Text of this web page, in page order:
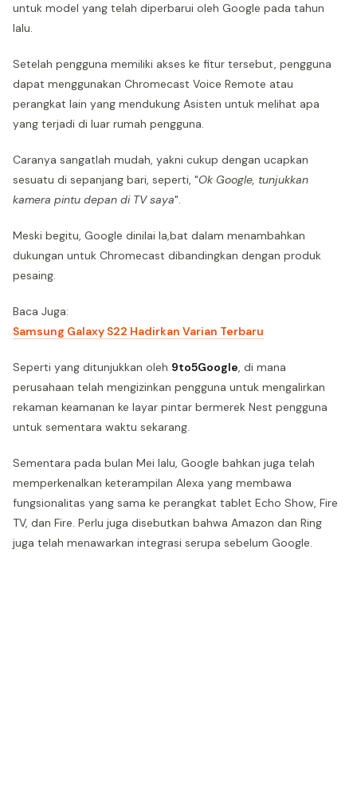
untuk model yang telah diperbarui oleh Google pada tahun
lalu.
Setelah pengguna memiliki akses ke fitur tersebut, pengguna
dapat menggunakan Chromecast Voice Remote atau
perangkat lain yang mendukung Asisten untuk melihat apa
yang terjadi di luar rumah pengguna.
Caranya sangatlah mudah, yakni cukup dengan ucapkan
sesuatu di sepanjang bari, seperti, "Ok Google, tunjukkan
kamera pintu depan di TV saya".
Meski begitu, Google dinilai la,bat dalam menambahkan
dukungan untuk Chromecast dibandingkan dengan produk
pesaing.
Baca Juga:
Samsung Galaxy S22 Hadirkan Varian Terbaru
Seperti yang ditunjukkan oleh 9to5Google, di mana
perusahaan telah mengizinkan pengguna untuk mengalirkan
rekaman keamanan ke layar pintar bermerek Nest pengguna
untuk sementara waktu sekarang.
Sementara pada bulan Mei lalu, Google bahkan juga telah
memperkenalkan keterampilan Alexa yang membawa
fungsionalitas yang sama ke perangkat tablet Echo Show, Fire
TV, dan Fire. Perlu juga disebutkan bahwa Amazon dan Ring
juga telah menawarkan integrasi serupa sebelum Google.